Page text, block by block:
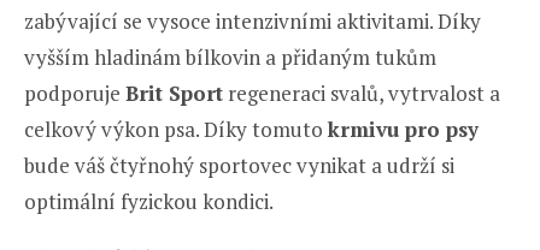
zabývající se vysoce intenzivními aktivitami. Díky
vyšším hladinám bílkovin a přidaným tukům
podporuje Brit Sport regeneraci svalů, vytrvalost a
celkový výkon psa. Díky tomuto krmivu pro psy
bude váš čtyřnohý sportovec vynikat a udrží si
optimální fyzickou kondici.